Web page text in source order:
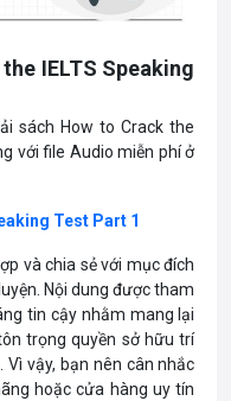
IELTS Speaking
sách How to Crack the
với file Audio miễn phí ở
Test Part 1
và chia sẻ với mục đích
Nội dung được tham
tin cậy nhằm mang lại
trọng quyền sở hữu trí
vậy, bạn nên cân nhắc
hoặc cửa hàng uy tín